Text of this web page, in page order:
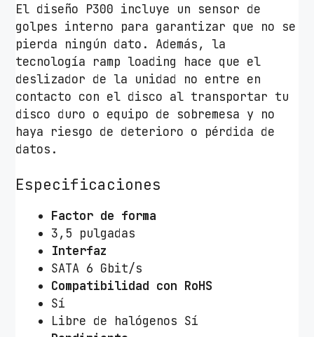
El diseño P300 incluye un sensor de
golpes interno para garantizar que no se
pierda ningún dato. Además, la
tecnología ramp loading hace que el
deslizador de la unidad no entre en
contacto con el disco al transportar tu
disco duro o equipo de sobremesa y no
haya riesgo de deterioro o pérdida de
datos.
Especificaciones
Factor de forma
3,5 pulgadas
Interfaz
SATA 6 Gbit/s
Compatibilidad con RoHS
Sí
Libre de halógenos Sí